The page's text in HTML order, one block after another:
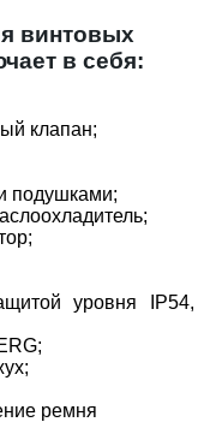
винтовых
в себя:
клапан;
подушками;
уровня IP54,
ремня